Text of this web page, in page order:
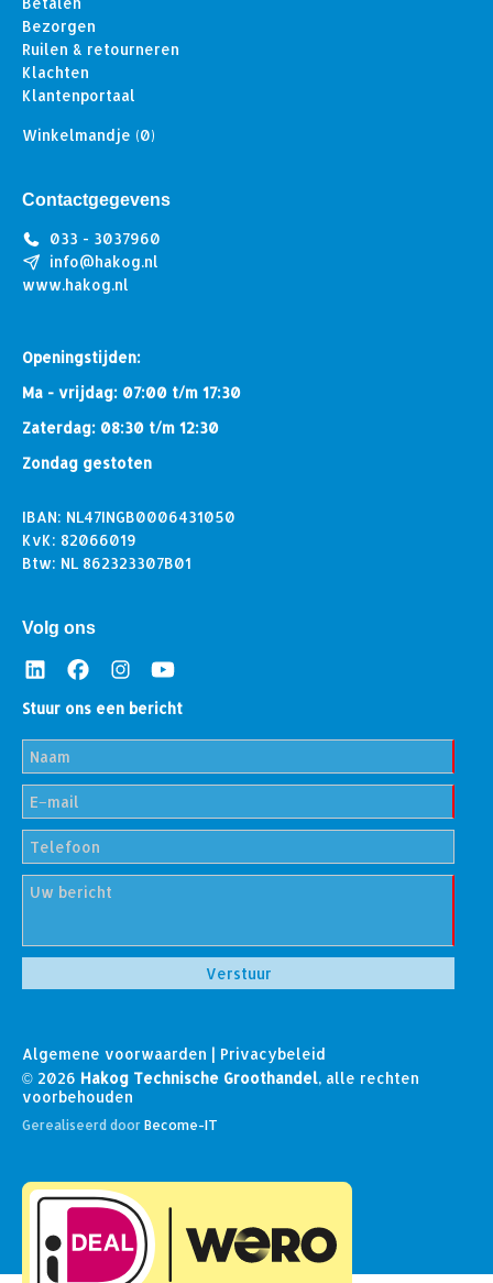
Bezorgen
Ruilen & retourneren
Klachten
Klantenportaal
Winkelmandje (0)
Contactgegevens
033 - 3037960
info@hakog.nl
www.hakog.nl
Openingstijden:
Ma - vrijdag: 07:00 t/m 17:30
Zaterdag: 08:30 t/m 12:30
Zondag gestoten
IBAN: NL47INGB0006431050
KvK: 82066019
Btw: NL 862323307B01
Volg ons
Stuur ons een bericht
Algemene voorwaarden | Privacybeleid
© 2026 Hakog Technische Groothandel, alle rechten
voorbehouden
Gerealiseerd door Become-IT